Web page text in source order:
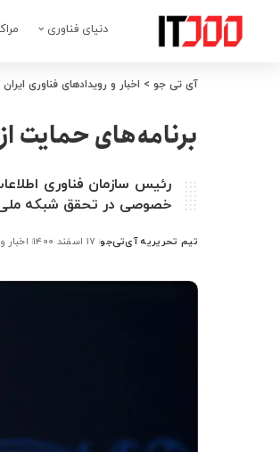
دنیای فناوری
آی تی جو > اخبار و رویدادهای فناوری ایران
برنامه‌های
رئیس سازمان فناوری
خصوصی در تحقق شبکه ملی
ارسال
توسط
تیم تحریریه آی‌تی‌جو ۱۷ اسفند ۱۴۰۰ اخبار